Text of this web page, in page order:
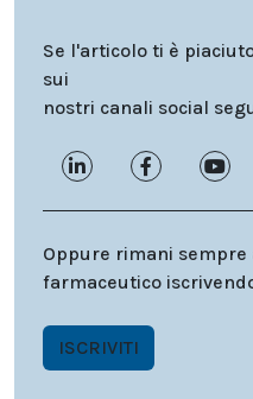
Se l'articolo ti è
sui
nostri canali social
Oppure rimani
farmaceutico
ISCRIVITI